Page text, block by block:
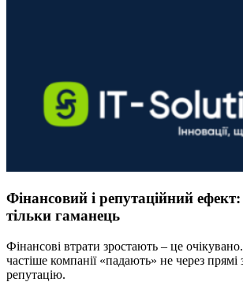
Фінансовий і репутаційний
тільки гаманець
Фінансові втрати зростають – це
частіше компанії «падають» не через прямі
репутацію.